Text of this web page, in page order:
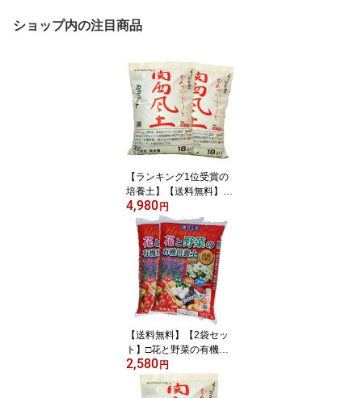
ショップ内の注目商品
【ランキング1位受賞の
培養土】【送料無料】
【他の商品同梱不可】□
錦幸園オリジナル関西風
土18L 2袋セット 花の
土 野菜の土 花の土送料
無料 植木の土 観葉植物
の土 球根の土 バラの土
山野草の土 ガーデニング
の土
4,980円
【送料無料】【2袋セッ
ト】□花と野菜の有機培
養土20L 2袋セット◇肥
料 用土 用土大袋送料無
料ヒ花と野菜の有機培養
2,580円